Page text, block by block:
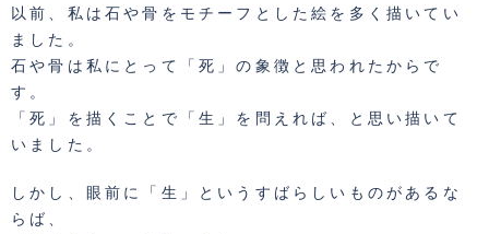
以前、私は石や骨をモチーフとした絵を多く描いてい
ました。
石や骨は私にとって「死」の象徴と思われたからで
す。
「死」を描くことで「生」を問えれば、と思い描いて
いました。
しかし、眼前に「生」というすばらしいものがあるな
らば、